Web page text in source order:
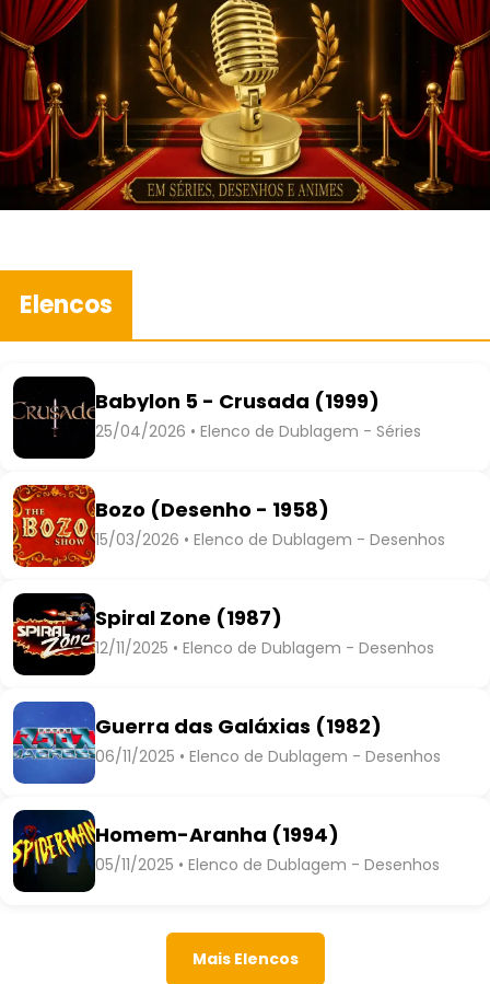
Elencos
Babylon 5 - Crusada (1999)
25/04/2026 • Elenco de Dublagem - Séries
Bozo (Desenho - 1958)
15/03/2026 • Elenco de Dublagem - Desenhos
Spiral Zone (1987)
12/11/2025 • Elenco de Dublagem - Desenhos
Guerra das Galáxias (1982)
06/11/2025 • Elenco de Dublagem - Desenhos
Homem-Aranha (1994)
05/11/2025 • Elenco de Dublagem - Desenhos
Mais Elencos